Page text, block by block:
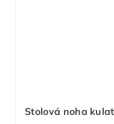
Stolová noha